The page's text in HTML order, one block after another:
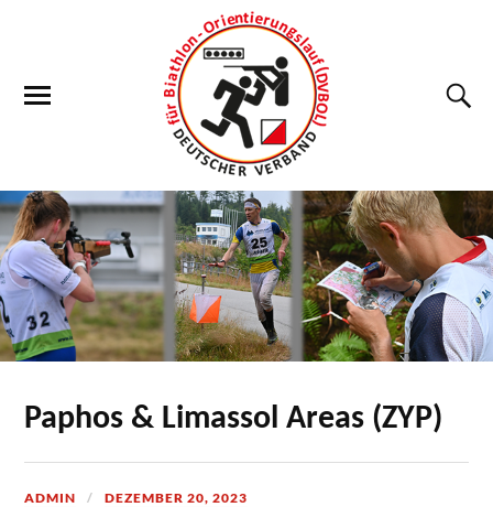
Paphos & Limassol Areas (ZYP)
ADMIN DEZEMBER 20, 2023